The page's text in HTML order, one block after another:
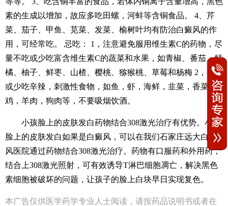
素的生成以增加，故应多吃田螺，河蚌等含铜食品。 4、芹
菜、茄子、甲鱼、苋菜、发菜、榆树叶均有防治白癜风的作
用，可经常吃。 忌吃： 1，注意避免服用维生素C的药物，尽
量不吃或少吃富含维生素C的蔬菜和水果，如青椒、番茄、鲜
橘、柚子、鲜枣、山楂、樱桃、猕猴桃、草莓和杨梅 2，不吃
或少吃辛辣，刺激性食物，如鱼，虾，海鲜，韭菜，香菜
鸡，羊肉，狗肉等，不要吸烟饮酒。
小孩脸上的皮肤发白药物结合308激光治疗有优势。小孩
脸上的皮肤发白如果是白癜风，可以在我们石家庄远大白癜
风医院通过药物结合308激光治疗。药物有口服药和外用药，
结合上308激光照射，可有效诱导T淋巴细胞凋亡，解决黑色
素细胞被破坏的问题，让孩子的脸上白块早日实现复色。
本广告仅供医学药学专业人士阅读，请按药品说明书或者在